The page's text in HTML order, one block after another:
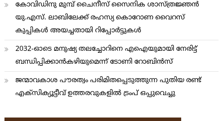
കോവിഡിനു മുമ്പ് ചൈനീസ് സൈനിക ശാസ്ത്രജ്ഞന്‍
യു.എസ്. ലാബിലേക്ക് രഹസ്യ കൊറോണ വൈറസ്
കുപ്പികള്‍ അയച്ചതായി റിപ്പോര്‍ട്ടുകള്‍
2032-ഓടെ മനുഷ്യ തലച്ചോറിനെ എഐയുമായി നേരിട്ട്
ബന്ധിപ്പിക്കാന്‍കഴിയുമെന്ന് ടോണി റോബിന്‍സ്
ജന്മാവകാശ പൗരത്വം പരിമിതപ്പെടുത്തുന്ന പുതിയ രണ്ട്
എക്സിക്യൂട്ടീവ് ഉത്തരവുകളിൽ ട്രംപ് ഒപ്പുവെച്ചു